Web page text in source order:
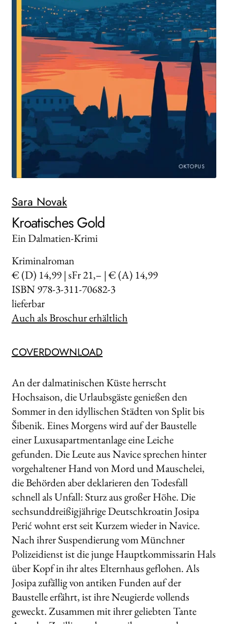
Search:
Sara Novak
Kroatisches Gold
Ein Dalmatien-Krimi
Kriminalroman
€ (D) 14,99 | sFr 21,– | € (A) 14,99
ISBN 978-3-311-70682-3
lieferbar
Auch als Broschur erhältlich
COVERDOWNLOAD
An der dalmatinischen Küste herrscht
Hochsaison, die Urlaubsgäste genießen den
Sommer in den idyllischen Städten von Split bis
Šibenik. Eines Morgens wird auf der Baustelle
einer Luxusapartmentanlage eine Leiche
gefunden. Die Leute aus Navice sprechen hinter
vorgehaltener Hand von Mord und Mauschelei,
die Behörden aber deklarieren den Todesfall
schnell als Unfall: Sturz aus großer Höhe. Die
sechsunddreißigjährige Deutschkroatin Josipa
Perić wohnt erst seit Kurzem wieder in Navice.
Nach ihrer Suspendierung vom Münchner
Polizeidienst ist die junge Hauptkommissarin Hals
über Kopf in ihr altes Elternhaus geflohen. Als
Josipa zufällig von antiken Funden auf der
Baustelle erfährt, ist ihre Neugierde vollends
geweckt. Zusammen mit ihrer geliebten Tante